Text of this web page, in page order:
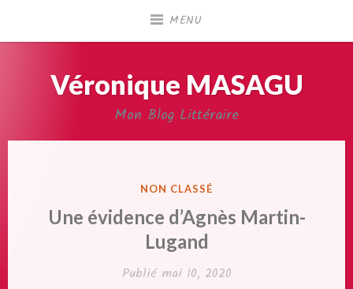
MENU
Véronique MASAGU
Mon Blog Littéraire
PUBLIÉ
NON CLASSÉ
Une évidence d’Agnès Martin-
Lugand
Publié mai 10, 2020